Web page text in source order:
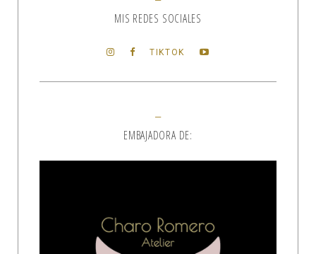
MIS REDES SOCIALES
TIKTOK
EMBAJADORA DE: